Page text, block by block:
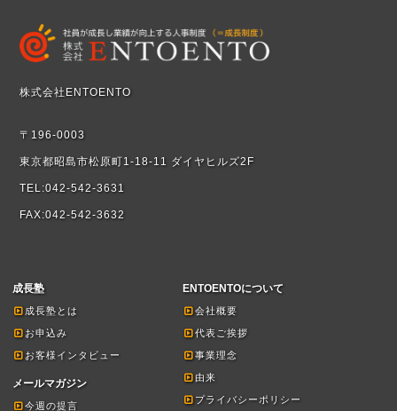
株式会社ENTOENTO
〒196-0003
東京都昭島市松原町1-18-11 ダイヤヒルズ2F
TEL:042-542-3631
FAX:042-542-3632
成長塾
成長塾とは
お申込み
お客様インタビュー
メールマガジン
今週の提言
ENTOENTOについて
会社概要
代表ご挨拶
事業理念
由来
プライバシーポリシー